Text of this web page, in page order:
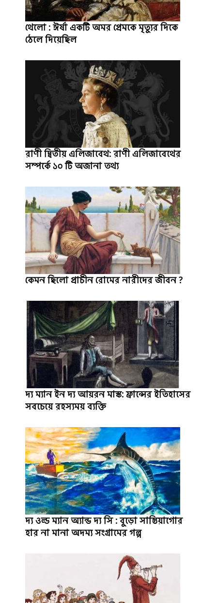
থেলো : ঈর্ষা একটি অমর প্রেমকে মৃত্যুর দিকে
ঠেলে দিয়েছিল
রাণী দ্বিতীয় এলিজাবেথ: রাণী এলিজাবেথের
সম্পর্কে ১০ টি অজানা তথ্য
কেমন ছিলো প্রাচীন রোমের নারীদের জীবন ?
দ্য ম্যান ইন দ্য আয়রন মাস্ক: ফ্রান্সের ইতিহাসের
সবচেয়ে রহস্যময় ব্যক্তি
দ্য ওল্ড ম্যান অ্যান্ড দ্য সি : বুড়ো সান্তিয়াগোর
হার না মানা অদম্য সংগ্রামের গল্প